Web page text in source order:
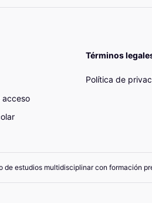
acceso
Términos
Política de
de estudios multidisciplinar con formación